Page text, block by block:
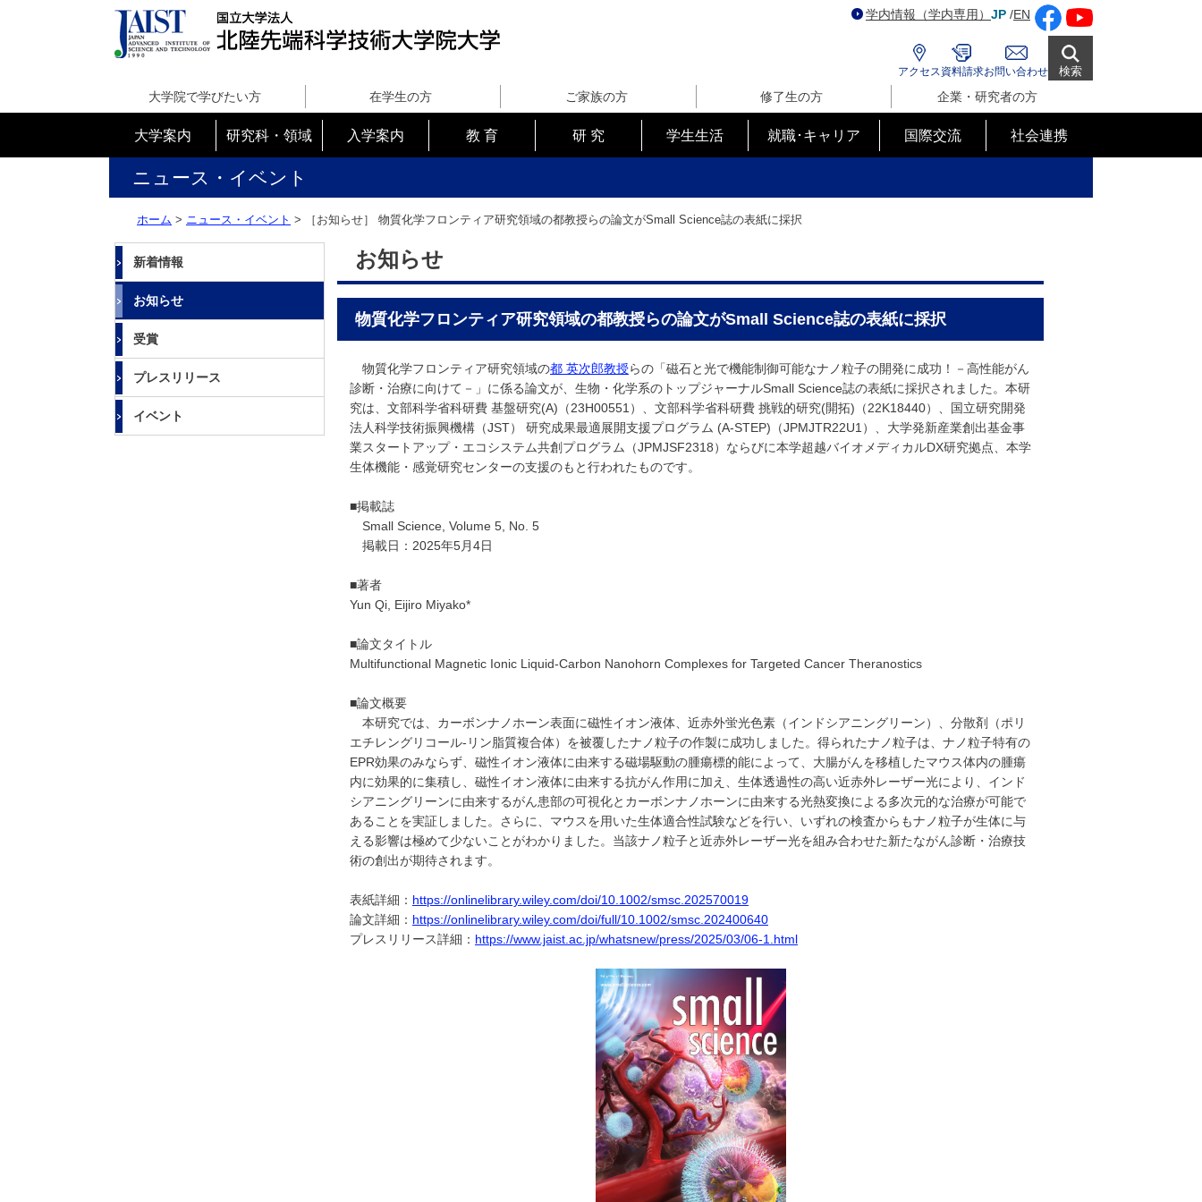
端
科
学
技
術
大
学
院
大
学
学内情報（学内専用） JP /EN
アクセス 資料請求お問い合わせ 検索
大学院で学びたい方 在学生の方 ご家族の方 修了生の方 企業・研究者の方
大学案内 研究科・領域 入学案内 教 育 研 究 学生生活 就職･キャリア 国際交流 社会連携
ニュース・イベント
ホーム > ニュース・イベント > ［お知らせ］ 物質化学フロンティア研究領域の都教授らの論文がSmall Science誌の表紙に採択
新着情報
お知らせ
受賞
プレスリリース
イベント
お知らせ
物質化学フロンティア研究領域の都教授らの論文がSmall Science誌の表紙に採択
物質化学フロンティア研究領域の都 英次郎教授らの「磁石と光で機能制御可能なナノ粒子の開発に成功！－高性能がん
診断・治療に向けて－」に係る論文が、生物・化学系のトップジャーナルSmall Science誌の表紙に採択されました。本研
究は、文部科学省科研費 基盤研究(A) （23H00551 ）、文部科学省科研費 挑戦的研究(開拓) （22K18440）、国立研究開発
法人科学技術振興機構（JST） 研究成果最適展開支援プログラム (A-STEP) （JPMJTR22U1 ）、大学発新産業創出基金事
業スタートアップ・エコシステム共創プログラム（JPMJSF2318）ならびに本学超越バイオメディカルDX研究拠点、本学
生体機能・感覚研究センターの支援のもと行われたものです。
■掲載誌
Small Science, Volume 5, No. 5
掲載日： 2025年5月4日
■著者
Yun Qi, Eijiro Miyako*
■論文タイトル
Multifunctional Magnetic Ionic Liquid-Carbon Nanohorn Complexes for Targeted Cancer Theranostics
■論文概要
本研究では、カーボンナノホーン表面に磁性イオン液体、近赤外蛍光色素（インドシアニングリーン）、分散剤（ポリ
エチレングリコール- リン脂質複合体）を被覆したナノ粒子の作製に成功しました。得られたナノ粒子は、ナノ粒子特有の
EPR効果のみならず、磁性イオン液体に由来する磁場駆動の腫瘍標的能によって、大腸がんを移植したマウス体内の腫瘍
内に効果的に集積し、磁性イオン液体に由来する抗がん作用に加え、生体透過性の高い近赤外レーザー光により、インド
シアニングリーンに由来するがん患部の可視化とカーボンナノホーンに由来する光熱変換による多次元的な治療が可能で
あることを実証しました。さらに、マウスを用いた生体適合性試験などを行い、いずれの検査からもナノ粒子が生体に与
える影響は極めて少ないことがわかりました。当該ナノ粒子と近赤外レーザー光を組み合わせた新たながん診断・治療技
術の創出が期待されます。
表紙詳細： https://onlinelibrary.wiley.com/doi/10.1002/smsc.202570019
論文詳細： https://onlinelibrary.wiley.com/doi/full/10.1002/smsc.202400640
プレスリリース詳細： https://www.jaist.ac.jp/whatsnew/press/2025/03/06-1.html